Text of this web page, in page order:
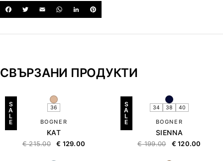
СВЪРЗАНИ ПРОДУКТИ
S
A
L
E
36
BOGNER
KAT
€215.00 € 129.00
S
A
L
E
34 38 40
BOGNER
SIENNA
€199.00 € 120.00